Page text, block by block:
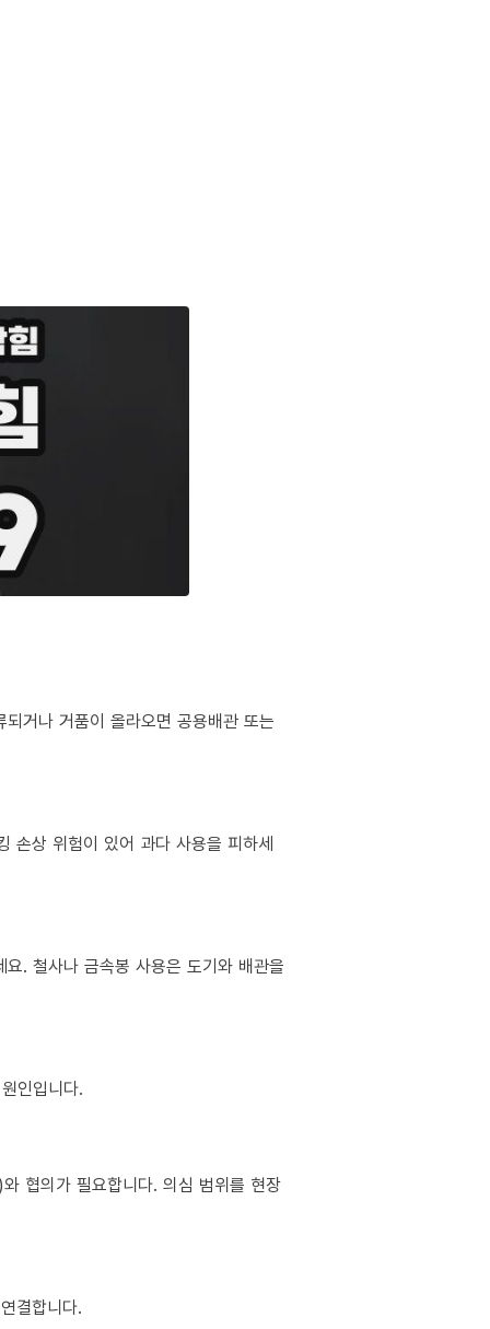
거나 거품이 올라오면 공용배관 또는
손상 위험이 있어 과다 사용을 피하세
. 철사나 금속봉 사용은 도기와 배관을
인입니다.
협의가 필요합니다. 의심 범위를 현장
결합니다.